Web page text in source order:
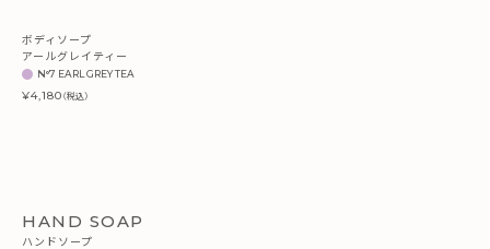
ボディソープ
アールグレイティー
N°7 EARL GREY TEA
¥4,180（税込）
HAND SOAP
ハンドソープ